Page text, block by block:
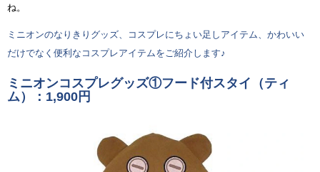
ね。
ミニオンのなりきりグッズ、コスプレにちょい足しアイテム、かわいい
だけでなく便利なコスプレアイテムをご紹介します♪
ミニオンコスプレグッズ①フード付スタイ（ティ
ム）：1,900円